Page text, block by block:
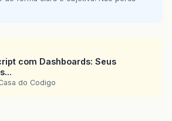
com Dashboards: Seus
do Codigo